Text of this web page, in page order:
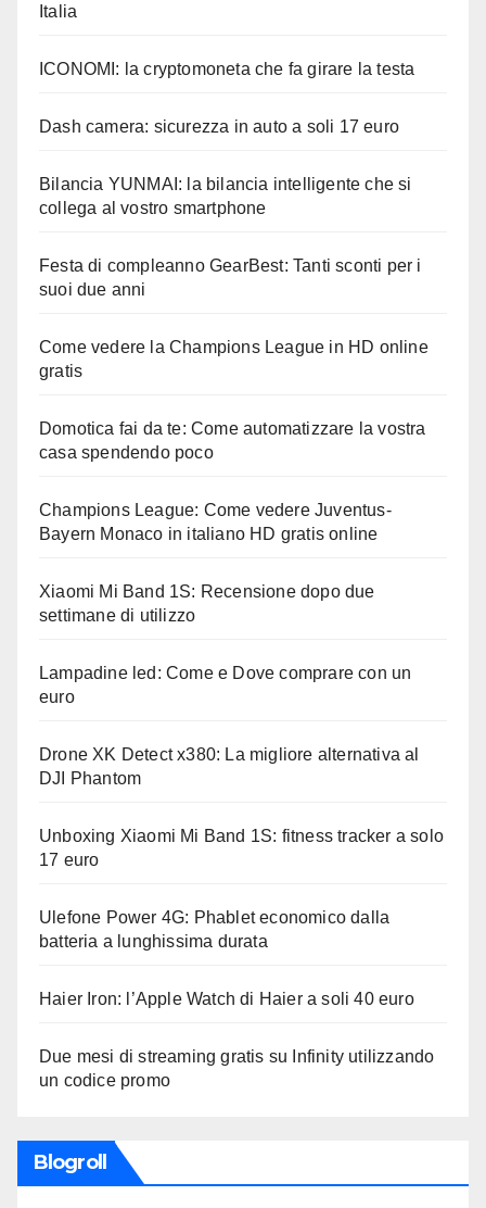
Italia
ICONOMI: la cryptomoneta che fa girare la testa
Dash camera: sicurezza in auto a soli 17 euro
Bilancia YUNMAI: la bilancia intelligente che si
collega al vostro smartphone
Festa di compleanno GearBest: Tanti sconti per i
suoi due anni
Come vedere la Champions League in HD online
gratis
Domotica fai da te: Come automatizzare la vostra
casa spendendo poco
Champions League: Come vedere Juventus-
Bayern Monaco in italiano HD gratis online
Xiaomi Mi Band 1S: Recensione dopo due
settimane di utilizzo
Lampadine led: Come e Dove comprare con un
euro
Drone XK Detect x380: La migliore alternativa al
DJI Phantom
Unboxing Xiaomi Mi Band 1S: fitness tracker a solo
17 euro
Ulefone Power 4G: Phablet economico dalla
batteria a lunghissima durata
Haier Iron: l’Apple Watch di Haier a soli 40 euro
Due mesi di streaming gratis su Infinity utilizzando
un codice promo
Blogroll